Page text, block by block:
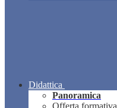
Didattica
Panoramica